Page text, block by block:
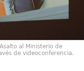
al Ministerio de
de videoconferencia.